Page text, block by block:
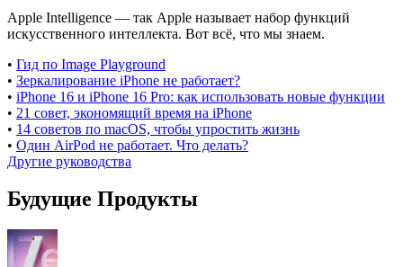
Apple Intelligence — так Apple называет набор функций
искусственного интеллекта. Вот всё, что мы знаем.
• Гид по Image Playground
• Зеркалирование iPhone не работает?
• iPhone 16 и iPhone 16 Pro: как использовать новые функции
• 21 совет, экономящий время на iPhone
• 14 советов по macOS, чтобы упростить жизнь
• Один AirPod не работает. Что делать?
Другие руководства
Будущие Продукты